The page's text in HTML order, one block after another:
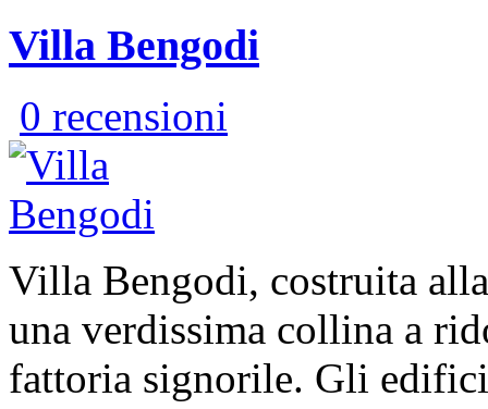
Villa Bengodi
0 recensioni
Villa Bengodi, costruita
una verdissima collina a
fattoria signorile. Gli